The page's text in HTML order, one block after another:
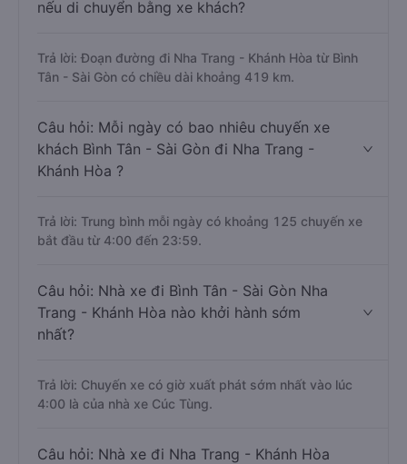
nếu di chuyển bằng xe khách?
Trả lời: Đoạn đường đi Nha Trang - Khánh Hòa từ Bình
Tân - Sài Gòn có chiều dài khoảng 419 km.
Câu hỏi: Mỗi ngày có bao nhiêu chuyến xe
khách Bình Tân - Sài Gòn đi Nha Trang -
Khánh Hòa ?
Trả lời: Trung bình mỗi ngày có khoảng 125 chuyến xe
bắt đầu từ 4:00 đến 23:59.
Câu hỏi: Nhà xe đi Bình Tân - Sài Gòn Nha
Trang - Khánh Hòa nào khởi hành sớm
nhất?
Trả lời: Chuyến xe có giờ xuất phát sớm nhất vào lúc
4:00 là của nhà xe Cúc Tùng.
Câu hỏi: Nhà xe đi Nha Trang - Khánh Hòa